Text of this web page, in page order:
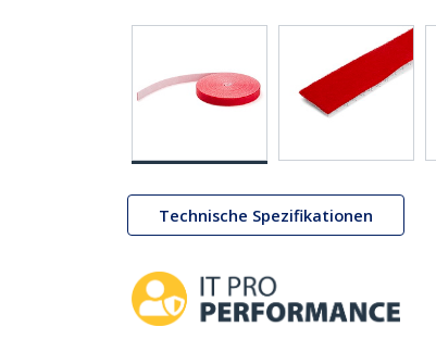
Technische Spezifikationen